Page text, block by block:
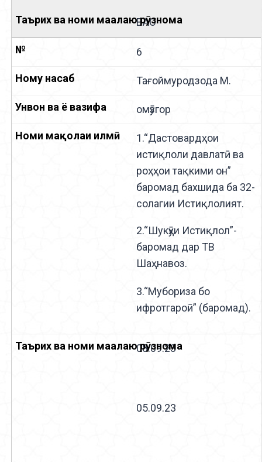
ВАО
6
Тағоймуродзода М.
омӯзгор
1.“Дастовардҳои
истиқлоли давлатӣ ва
роҳҳои тақкими он”
баромад бахшида ба 32-
солагии Истиқлолият.
2.“Шукӯҳи Истиқлол”-
баромад дар ТВ
Шаҳнавоз.
3.“Мубориза бо
ифротгароӣ” (баромад).
08.09.23
05.09.23